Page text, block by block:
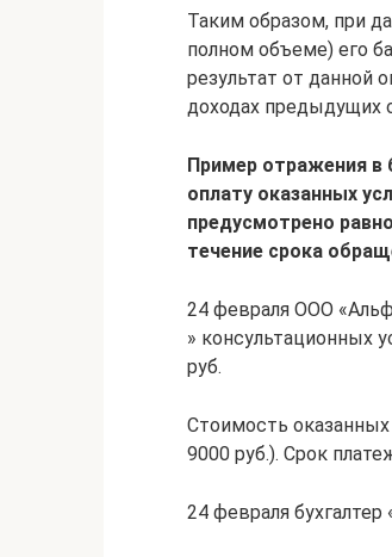
Таким образом, при
полном объеме) его
результат от данной
доходах предыдущих
Пример отражения в
оплату оказанных
предусмотрено
течение срока
24 февраля ООО
» консультационных
руб.
Стоимость оказанных
9000 руб.). Срок
24 февраля